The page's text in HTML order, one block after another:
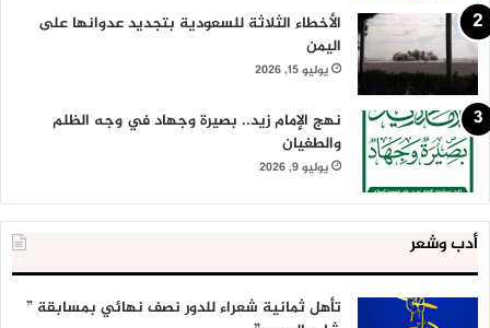
الأخطاء الثلاثة للسعودية بتجديد عدوانها على
اليمن
يوليو 15, 2026
نهج الإمام زيد.. بصيرة وجهاد في وجه الظلم
والطغيان
يوليو 9, 2026
أدب وشعر
تأهل ثمانية شعراء للدور نصف نهائي بمسابقة ”